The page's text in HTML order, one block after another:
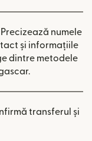
Precizează numele
și informațiile
dintre metodele
transferul și